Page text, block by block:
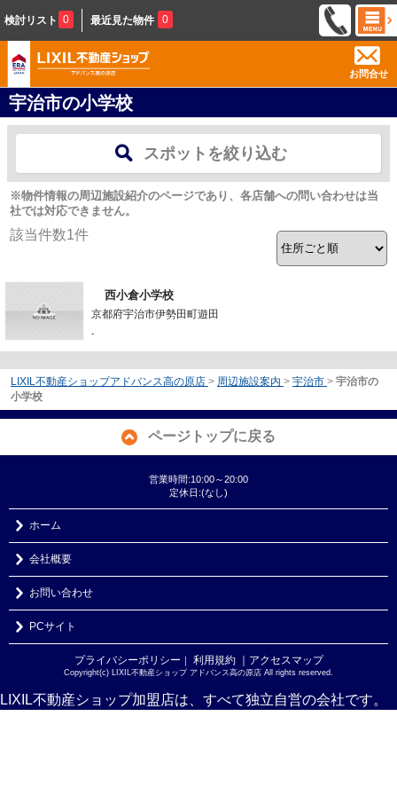
検討リスト 0 最近見た物件 0
お問合せ
宇治市の小学校
スポットを絞り込む
※物件情報の周辺施設紹介のページであり、各店舗への問い合わせは当
社では対応できません。
該当件数1件
西小倉小学校
京都府宇治市伊勢田町遊田
-
LIXIL不動産ショップアドバンス高の原店 > 周辺施設案内 > 宇治市 > 宇治市の
小学校
ページトップに戻る
営業時間:10:00～20:00
定休日:(なし)
ホーム
会社概要
お問い合わせ
PCサイト
プライバシーポリシー ｜ 利用規約 ｜アクセスマップ
Copyright(c) LIXIL不動産ショップ アドバンス高の原店 All rights reserved.
LIXIL不動産ショップ加盟店は、すべて独立自営の会社です。